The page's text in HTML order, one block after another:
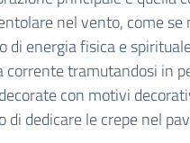
nel vento, come se
energia fisica e
tramutandosi in
con motivi
dedicare le crepe nel